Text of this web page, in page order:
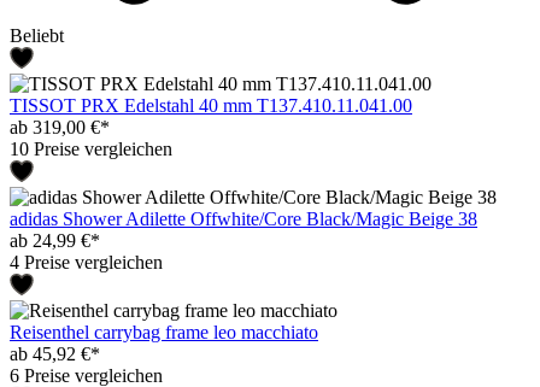
Beliebt
TISSOT PRX Edelstahl 40 mm T137.410.11.041.00
ab 319,00 €*
10 Preise vergleichen
adidas Shower Adilette Offwhite/Core Black/Magic Beige 38
ab 24,99 €*
4 Preise vergleichen
Reisenthel carrybag frame leo macchiato
ab 45,92 €*
6 Preise vergleichen